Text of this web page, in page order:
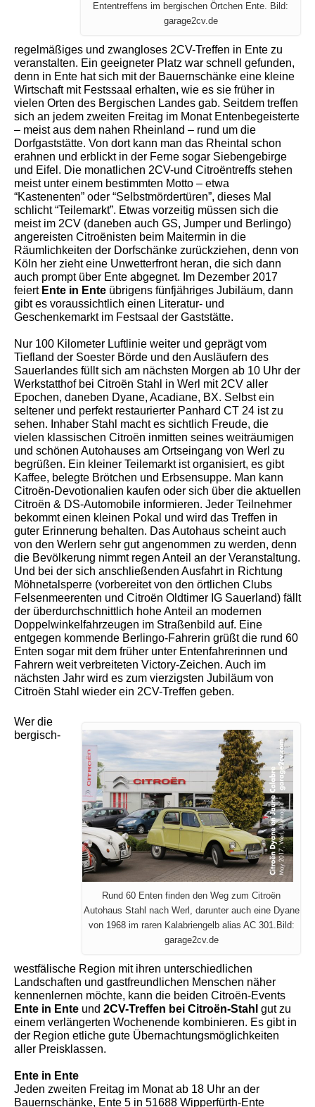
Ententreffens im bergischen Örtchen Ente. Bild:
garage2cv.de
regelmäßiges und zwangloses 2CV-Treffen in Ente zu
veranstalten. Ein geeigneter Platz war schnell gefunden,
denn in Ente hat sich mit der Bauernschänke eine kleine
Wirtschaft mit Festssaal erhalten, wie es sie früher in
vielen Orten des Bergischen Landes gab. Seitdem treffen
sich an jedem zweiten Freitag im Monat Entenbegeisterte
– meist aus dem nahen Rheinland – rund um die
Dorfgaststätte. Von dort kann man das Rheintal schon
erahnen und erblickt in der Ferne sogar Siebengebirge
und Eifel. Die monatlichen 2CV-und Citroëntreffs stehen
meist unter einem bestimmten Motto – etwa
“Kastenenten” oder “Selbstmördertüren”, dieses Mal
schlicht “Teilemarkt”. Etwas vorzeitig müssen sich die
meist im 2CV (daneben auch GS, Jumper und Berlingo)
angereisten Citroënisten beim Maitermin in die
Räumlichkeiten der Dorfschänke zurückziehen, denn von
Köln her zieht eine Unwetterfront heran, die sich dann
auch prompt über Ente abgegnet. Im Dezember 2017
feiert Ente in Ente übrigens fünfjähriges Jubiläum, dann
gibt es voraussichtlich einen Literatur- und
Geschenkemarkt im Festsaal der Gaststätte.
Nur 100 Kilometer Luftlinie weiter und geprägt vom
Tiefland der Soester Börde und den Ausläufern des
Sauerlandes füllt sich am nächsten Morgen ab 10 Uhr der
Werkstatthof bei Citroën Stahl in Werl mit 2CV aller
Epochen, daneben Dyane, Acadiane, BX. Selbst ein
seltener und perfekt restaurierter Panhard CT 24 ist zu
sehen. Inhaber Stahl macht es sichtlich Freude, die
vielen klassischen Citroën inmitten seines weiträumigen
und schönen Autohauses am Ortseingang von Werl zu
begrüßen. Ein kleiner Teilemarkt ist organisiert, es gibt
Kaffee, belegte Brötchen und Erbsensuppe. Man kann
Citroën-Devotionalien kaufen oder sich über die aktuellen
Citroën & DS-Automobile informieren. Jeder Teilnehmer
bekommt einen kleinen Pokal und wird das Treffen in
guter Erinnerung behalten. Das Autohaus scheint auch
von den Werlern sehr gut angenommen zu werden, denn
die Bevölkerung nimmt regen Anteil an der Veranstaltung.
Und bei der sich anschließenden Ausfahrt in Richtung
Möhnetalsperre (vorbereitet von den örtlichen Clubs
Felsenmeerenten und Citroën Oldtimer IG Sauerland) fällt
der überdurchschnittlich hohe Anteil an modernen
Doppelwinkelfahrzeugen im Straßenbild auf. Eine
entgegen kommende Berlingo-Fahrerin grüßt die rund 60
Enten sogar mit dem früher unter Entenfahrerinnen und
Fahrern weit verbreiteten Victory-Zeichen. Auch im
nächsten Jahr wird es zum vierzigsten Jubiläum von
Citroën Stahl wieder ein 2CV-Treffen geben.
Rund 60 Enten finden den Weg zum Citroën
Autohaus Stahl nach Werl, darunter auch eine Dyane
von 1968 im raren Kalabriengelb alias AC 301.Bild:
garage2cv.de
Wer die
bergisch-
westfälische Region mit ihren unterschiedlichen
Landschaften und gastfreundlichen Menschen näher
kennenlernen möchte, kann die beiden Citroën-Events
Ente in Ente und 2CV-Treffen bei Citroën-Stahl gut zu
einem verlängerten Wochenende kombinieren. Es gibt in
der Region etliche gute Übernachtungsmöglichkeiten
aller Preisklassen.
Ente in Ente
Jeden zweiten Freitag im Monat ab 18 Uhr an der
Bauernschänke, Ente 5 in 51688 Wipperfürth-Ente